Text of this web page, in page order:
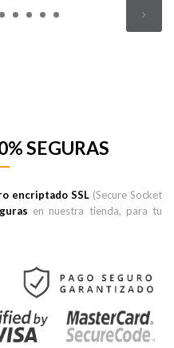
SEGURAS
encriptado SSL(Secure Socket
en nuestra tienda, para tu